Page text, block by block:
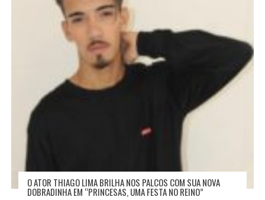
O ATOR THIAGO LIMA BRILHA NOS PALCOS COM SUA NOVA
DOBRADINHA EM “PRINCESAS, UMA FESTA NO REINO”